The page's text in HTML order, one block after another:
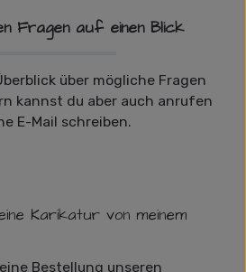
Fragen auf einen Blick
über mögliche Fragen
kannst du aber auch anrufen
E-Mail schreiben.
Karikatur von meinem
Bestellung unseren